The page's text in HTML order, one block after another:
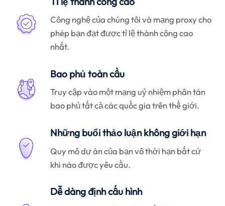
Công nghệ của chúng tôi và mạng proxy cho
phép bạn đạt được tỉ lệ thành công cao
nhất.
Bao phủ toàn cầu
Truy cập vào một mạng uỷ nhiệm phân tán
bao phủ tất cả các quốc gia trên thế giới.
Những buổi thảo luận không giới hạn
Quy mô dự án của bạn vô thời hạn bất cứ
khi nào được yêu cầu.
Dễ dàng định cấu hình